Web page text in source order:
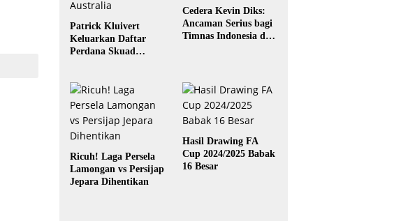
Patrick Kluivert
Keluarkan Daftar
Perdana Skuad
Australia
Cedera Kevin Diks:
Ancaman Serius bagi
Timnas Indonesia di
Ricuh! Laga Persela
Lamongan vs Persijap
Jepara Dihentikan
Hasil Drawing FA
Cup 2024/2025 Babak
16 Besar